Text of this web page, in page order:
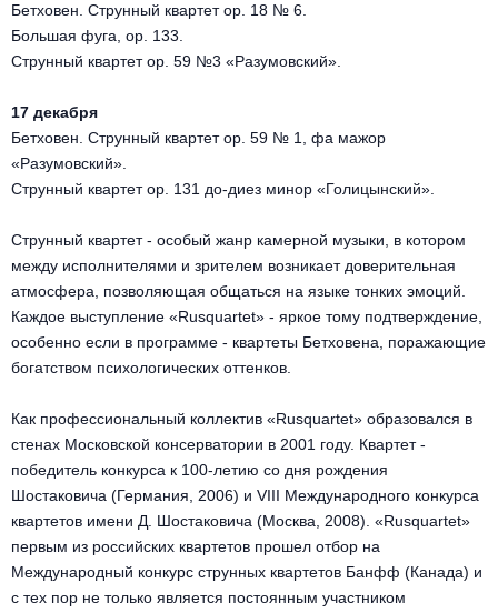
Джаз и блюз
Рок
Шансон, романс, авторская песня
Металл
Драма
Спектакль
Бетховен. Струнный квартет оp. 18 № 6.
Большая фуга, op. 133.
Струнный квартет оp. 59 №3 «Разумовский».
17 декабря
Бетховен. Струнный квартет оp. 59 № 1, фа мажор
«Разумовский».
Струнный квартет оp. 131 до-диез минор «Голицынский».
Струнный квартет - особый жанр камерной музыки, в котором
между исполнителями и зрителем возникает доверительная
атмосфера, позволяющая общаться на языке тонких эмоций.
Каждое выступление «Rusquartet» - яркое тому подтверждение,
особенно если в программе - квартеты Бетховена, поражающие
богатством психологических оттенков.
Как профессиональный коллектив «Rusquartet» образовался в
стенах Московской консерватории в 2001 году. Квартет -
победитель конкурса к 100-летию со дня рождения
Шостаковича (Германия, 2006) и VIII Международного конкурса
квартетов имени Д. Шостаковича (Москва, 2008). «Rusquartet»
первым из российских квартетов прошел отбор на
Международный конкурс струнных квартетов Банфф (Канада) и
с тех пор не только является постоянным участником